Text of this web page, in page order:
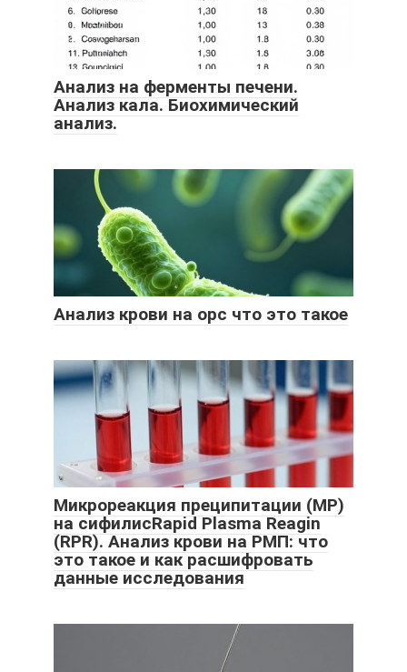
Анализ на ферменты печени.
Анализ кала. Биохимический
анализ.
Анализ крови на орс что это такое
Микрореакция преципитации (МР)
на сифилисRapid Plasma Reagin
(RPR). Анализ крови на РМП: что
это такое и как расшифровать
данные исследования